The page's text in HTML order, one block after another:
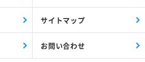
サイトマップ
お問い合わせ